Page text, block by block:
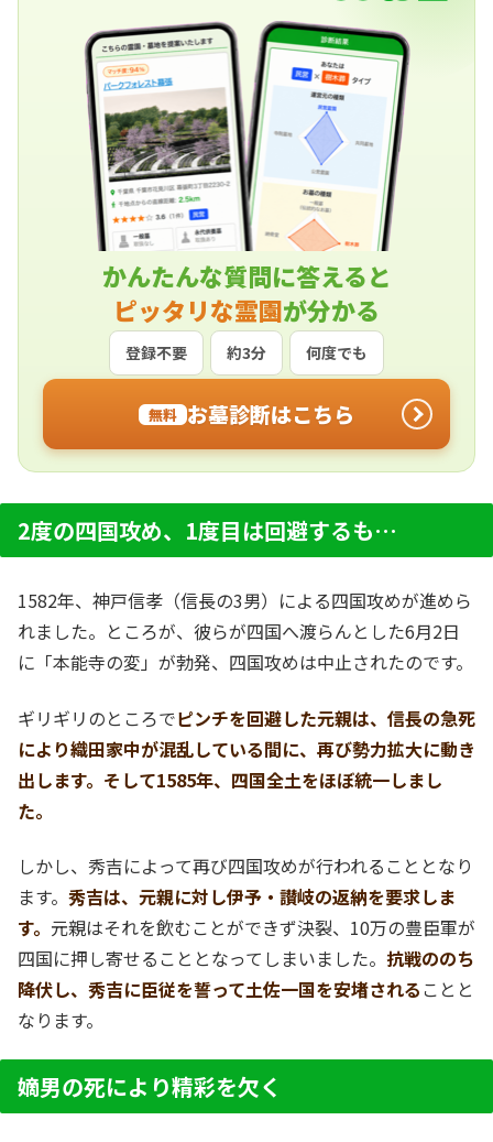
かんたんな質問に答えると
ピッタリな霊園が分かる
登録不要 約3分 何度でも
無料 お墓診断はこちら
2度の四国攻め、1度目は回避するも…
1582年、神戸信孝（信長の3男）による四国攻めが進めら
れました。ところが、彼らが四国へ渡らんとした6月2日
に「本能寺の変」が勃発、四国攻めは中止されたのです。
ギリギリのところでピンチを回避した元親は、信長の急死
により織田家中が混乱している間に、再び勢力拡大に動き
出します。そして1585年、四国全土をほぼ統一しまし
た。
しかし、秀吉によって再び四国攻めが行われることとなり
ます。 秀吉は、元親に対し伊予・讃岐の返納を要求しま
す。 元親はそれを飲むことができず決裂、10万の豊臣軍が
四国に押し寄せることとなってしまいました。 抗戦ののち
降伏し、秀吉に臣従を誓って土佐一国を安堵される ことと
なります。
嫡男の死により精彩を欠く